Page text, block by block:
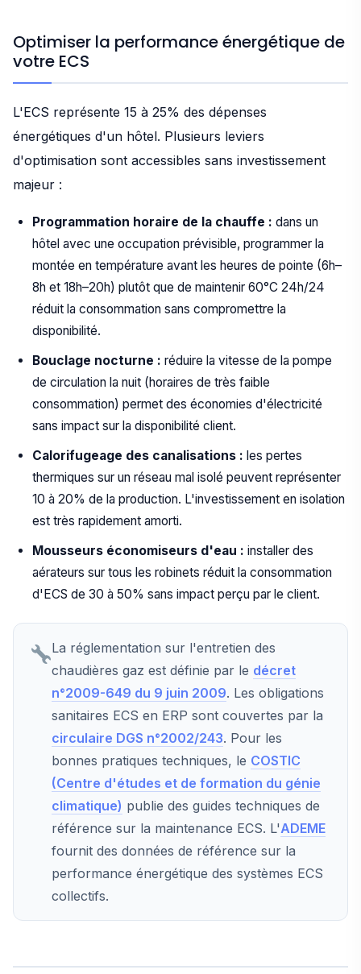
Optimiser la performance énergétique de
votre ECS
L'ECS représente 15 à 25% des dépenses
énergétiques d'un hôtel. Plusieurs leviers
d'optimisation sont accessibles sans investissement
majeur :
Programmation horaire de la chauffe : dans un
hôtel avec une occupation prévisible, programmer la
montée en température avant les heures de pointe (6h–
8h et 18h–20h) plutôt que de maintenir 60°C 24h/24
réduit la consommation sans compromettre la
disponibilité.
Bouclage nocturne : réduire la vitesse de la pompe
de circulation la nuit (horaires de très faible
consommation) permet des économies d'électricité
sans impact sur la disponibilité client.
Calorifugeage des canalisations : les pertes
thermiques sur un réseau mal isolé peuvent représenter
10 à 20% de la production. L'investissement en isolation
est très rapidement amorti.
Mousseurs économiseurs d'eau : installer des
aérateurs sur tous les robinets réduit la consommation
d'ECS de 30 à 50% sans impact perçu par le client.
La réglementation sur l'entretien des
chaudières gaz est définie par le décret
n°2009-649 du 9 juin 2009. Les obligations
sanitaires ECS en ERP sont couvertes par la
circulaire DGS n°2002/243. Pour les
bonnes pratiques techniques, le COSTIC
(Centre d'études et de formation du génie
climatique) publie des guides techniques de
référence sur la maintenance ECS. L'ADEME
fournit des données de référence sur la
performance énergétique des systèmes ECS
collectifs.